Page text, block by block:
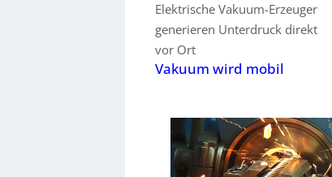
Elektrische Vakuum-Erzeuger
generieren Unterdruck direkt
vor Ort
Vakuum wird mobil